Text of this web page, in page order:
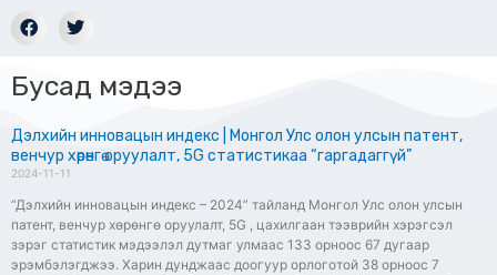
Бусад мэдээ
Дэлхийн инновацын индекс | Монгол Улс олон улсын патент,
венчур хөрөнгө оруулалт, 5G статистикаа “гаргадаггүй”
2024-11-11
“Дэлхийн инновацын индекс – 2024” тайланд Монгол Улс олон улсын
патент, венчур хөрөнгө оруулалт, 5G , цахилгаан тээврийн хэрэгсэл
зэрэг статистик мэдээлэл дутмаг улмаас 133 орноос 67 дугаар
эрэмбэлэгджээ. Харин дунджаас доогуур орлоготой 38 орноос 7